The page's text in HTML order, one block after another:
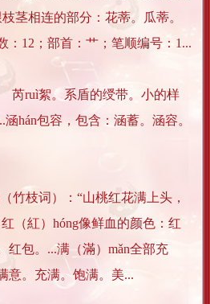
茎相连的部分：花蒂。瓜蒂。
：12；部首：艹；笔顺编号：1...
ruì絮。系盾的绶带。小的样
hán包容，包含：涵蓄。涵容。
枝词）：“山桃红花满上头，
紅）hóng像鲜血的颜色：红
红包。...满（滿）mǎn全部充
意。充满。饱满。美...